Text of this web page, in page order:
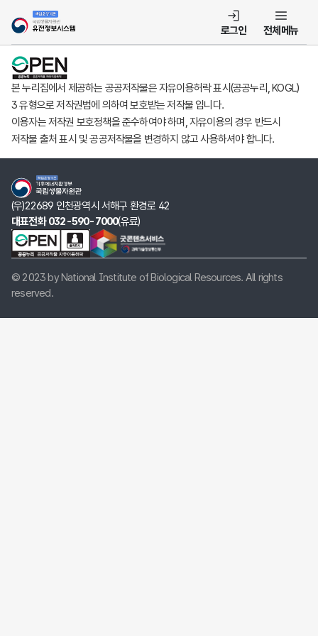
로그인 전체메뉴
본 누리집에서 제공하는 공공저작물은 자유이용허락 표시(공공누리, KOGL)
3 유형으로 저작권법에 의하여 보호받는 저작물 입니다.
이용자는 저작권 보호정책을 준수하여야 하며, 자유이용의 경우 반드시
저작물 출처 표시 및 공공저작물을 변경하지 않고 사용하셔야 합니다.
(우)22689 인천광역시 서해구 환경로 42
대표전화 032-590-7000(유료)
© 2023 by National Institute of Biological Resources. All rights
reserved.